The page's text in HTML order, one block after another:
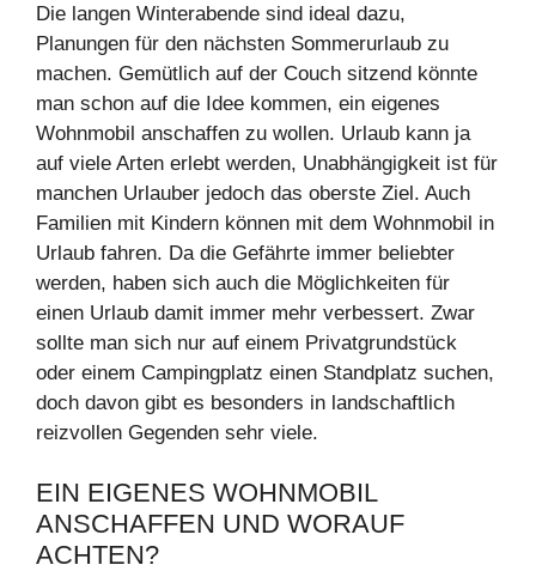
Die langen Winterabende sind ideal dazu,
Planungen für den nächsten Sommerurlaub zu
machen. Gemütlich auf der Couch sitzend könnte
man schon auf die Idee kommen, ein eigenes
Wohnmobil anschaffen zu wollen. Urlaub kann ja
auf viele Arten erlebt werden, Unabhängigkeit ist für
manchen Urlauber jedoch das oberste Ziel. Auch
Familien mit Kindern können mit dem Wohnmobil in
Urlaub fahren. Da die Gefährte immer beliebter
werden, haben sich auch die Möglichkeiten für
einen Urlaub damit immer mehr verbessert. Zwar
sollte man sich nur auf einem Privatgrundstück
oder einem Campingplatz einen Standplatz suchen,
doch davon gibt es besonders in landschaftlich
reizvollen Gegenden sehr viele.
EIN EIGENES WOHNMOBIL
ANSCHAFFEN UND WORAUF
ACHTEN?